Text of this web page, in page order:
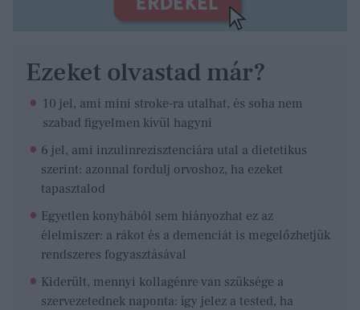
Ezeket olvastad már?
10 jel, ami mini stroke-ra utalhat, és soha nem
szabad figyelmen kívül hagyni
6 jel, ami inzulinrezisztenciára utal a dietetikus
szerint: azonnal fordulj orvoshoz, ha ezeket
tapasztalod
Egyetlen konyhából sem hiányozhat ez az
élelmiszer: a rákot és a demenciát is megelőzhetjük
rendszeres fogyasztásával
Kiderült, mennyi kollagénre van szüksége a
szervezetednek naponta: így jelez a tested, ha